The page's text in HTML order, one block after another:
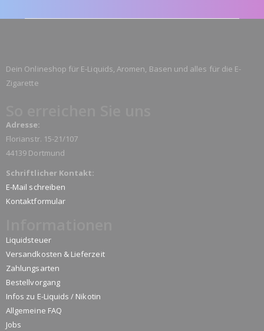
Dein Onlineshop für E-Liquids, Aromen, Basen und alles für die E-
Zigarette
Adresse:
Florianstr. 15-21/107
44139 Dortmund
Schriftlicher Kontakt:
E-Mail schreiben
Kontaktformular
Liquidsteuer
Versandkosten & Lieferzeit
Zahlungsarten
Bestellvorgang
Infos zu E-Liquids / Nikotin
Allgemeine FAQ
Jobs